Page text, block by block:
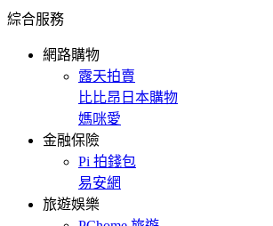
綜合服務
網路購物
露天拍賣
比比昂日本購物
媽咪愛
金融保險
Pi 拍錢包
易安網
旅遊娛樂